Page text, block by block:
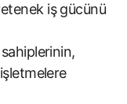
iş gücünü